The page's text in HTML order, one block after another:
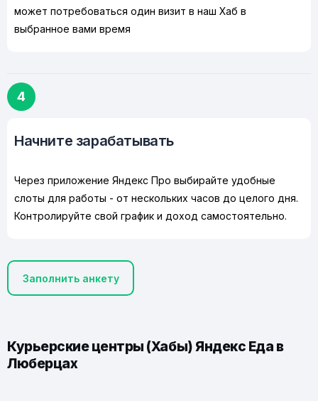
может потребоваться один визит в наш Хаб в
выбранное вами время
4
Начните зарабатывать
Через приложение Яндекс Про выбирайте удобные
слоты для работы - от нескольких часов до целого дня.
Контролируйте свой график и доход самостоятельно.
Заполнить анкету
Курьерские центры (Хабы) Яндекс Еда в
Люберцах